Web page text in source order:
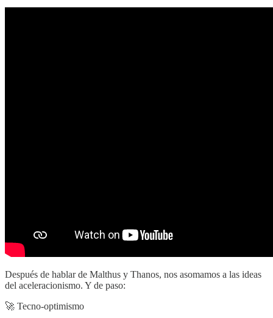
Después de hablar de Malthus y Thanos, nos asomamos a las ideas
del aceleracionismo. Y de paso:
🚀 Tecno-optimismo